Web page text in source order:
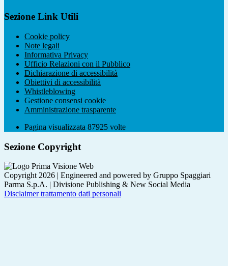
Sezione Link Utili
Cookie policy
Note legali
Informativa Privacy
Ufficio Relazioni con il Pubblico
Dichiarazione di accessibilità
Obiettivi di accessibilità
Whistleblowing
Gestione consensi cookie
Amministrazione trasparente
Pagina visualizzata 87925 volte
Sezione Copyright
Copyright 2026 | Engineered and powered by Gruppo Spaggiari
Parma S.p.A. | Divisione Publishing & New Social Media
Disclaimer trattamento dati personali